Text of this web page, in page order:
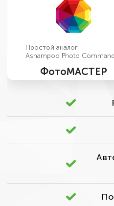
Простой аналог
Ashampoo Photo
ФотоМАСТЕР